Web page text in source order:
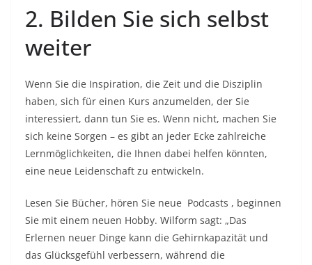
2. Bilden Sie sich selbst
weiter
Wenn Sie die Inspiration, die Zeit und die Disziplin
haben, sich für einen Kurs anzumelden, der Sie
interessiert, dann tun Sie es. Wenn nicht, machen Sie
sich keine Sorgen – es gibt an jeder Ecke zahlreiche
Lernmöglichkeiten, die Ihnen dabei helfen könnten,
eine neue Leidenschaft zu entwickeln.
Lesen Sie Bücher, hören Sie neue Podcasts , beginnen
Sie mit einem neuen Hobby. Wilform sagt: „Das
Erlernen neuer Dinge kann die Gehirnkapazität und
das Glücksgefühl verbessern, während die